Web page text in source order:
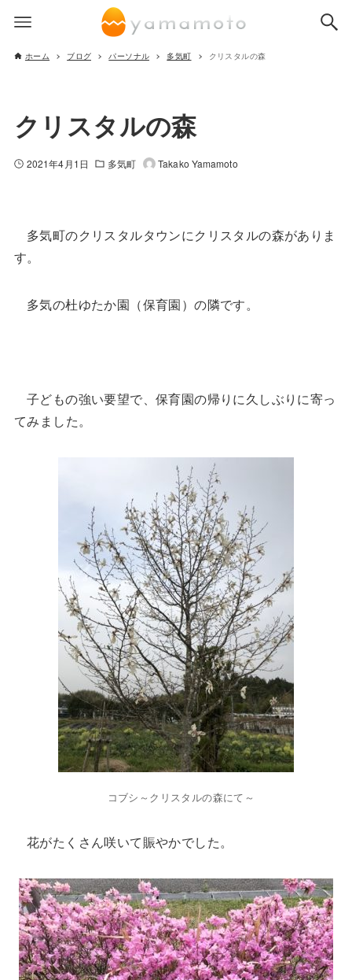
ホーム ブログ パーソナル 多気町 クリスタルの森
クリスタルの森
2021年4月1日 多気町 Takako Yamamoto
多気町のクリスタルタウンにクリスタルの森がありま
す。
多気の杜ゆたか園（保育園）の隣です。
子どもの強い要望で、保育園の帰りに久しぶりに寄っ
てみました。
コブシ～クリスタルの森にて～
花がたくさん咲いて賑やかでした。